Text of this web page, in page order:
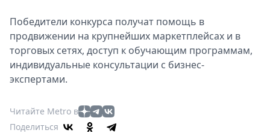
Победители конкурса получат помощь в
продвижении на крупнейших маркетплейсах и в
торговых сетях, доступ к обучающим программам,
индивидуальные консультации с бизнес-
экспертами.
Читайте Metro в
Поделиться